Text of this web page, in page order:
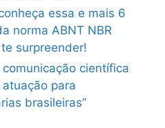
essa e mais 6
norma ABNT NBR
surpreender!
científica
para
brasileiras”